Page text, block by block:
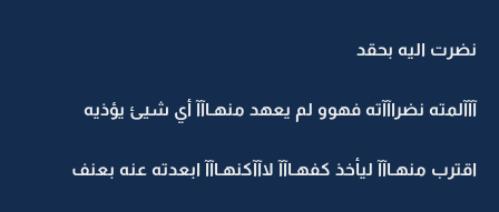
نضرت اليه بحقد
آآآلمته نضراآآته فهوو لم يعهد منهـاآآ أي شيئ يؤذيه
اقترب منهـاآآ ليأخذ كفهـاآآ لاآآكنهـاآآ ابعدته عنه بعنف